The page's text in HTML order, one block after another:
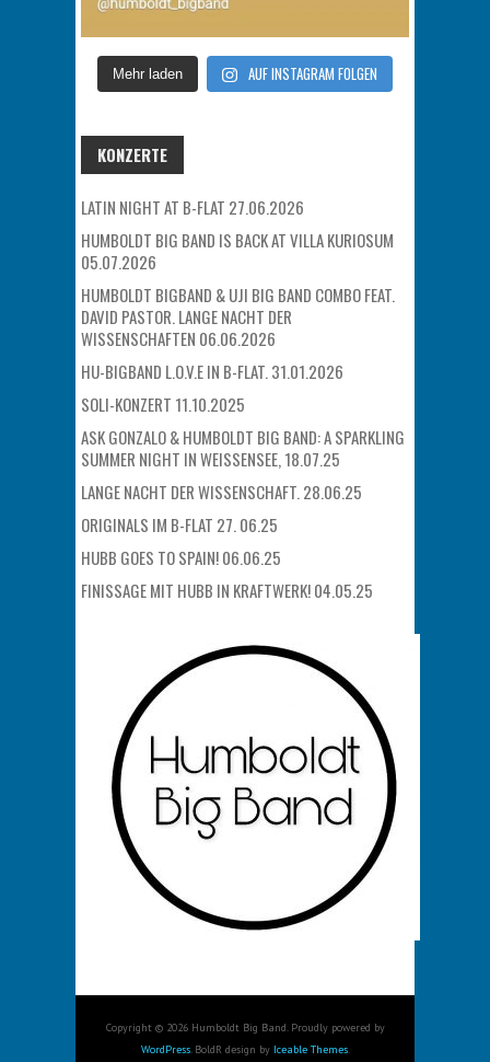
Mehr laden AUF INSTAGRAM FOLGEN
KONZERTE
LATIN NIGHT AT B-FLAT 27.06.2026
HUMBOLDT BIG BAND IS BACK AT VILLA KURIOSUM
05.07.2026
HUMBOLDT BIGBAND & UJI BIG BAND COMBO FEAT.
DAVID PASTOR. LANGE NACHT DER
WISSENSCHAFTEN 06.06.2026
HU-BIGBAND L.O.V.E IN B-FLAT. 31.01.2026
SOLI-KONZERT 11.10.2025
ASK GONZALO & HUMBOLDT BIG BAND: A SPARKLING
SUMMER NIGHT IN WEISSENSEE, 18.07.25
LANGE NACHT DER WISSENSCHAFT. 28.06.25
ORIGINALS IM B-FLAT 27. 06.25
HUBB GOES TO SPAIN! 06.06.25
FINISSAGE MIT HUBB IN KRAFTWERK! 04.05.25
Copyright © 2026 Humboldt Big Band. Proudly powered by
WordPress. BoldR design by Iceable Themes.